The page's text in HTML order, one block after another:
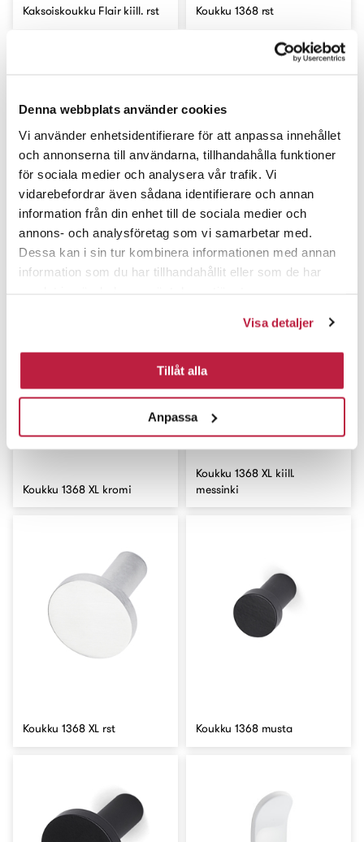
Denna webbplats använder cookies
Vi använder enhetsidentifierare för att anpassa innehållet
och annonserna till användarna, tillhandahålla funktioner
för sociala medier och analysera vår trafik. Vi
vidarebefordrar även sådana identifierare och annan
information från din enhet till de sociala medier och
annons- och analysföretag som vi samarbetar med.
Dessa kan i sin tur kombinera informationen med annan
information som du har tillhandahållit eller som de har
Visa detaljer
Tillåt alla
Anpassa
Kaksoiskoukku Flair kiill. rst Koukku 1368 rst
Koukku 1368 kromi Koukku 1368 kiill. messinki
Koukku 1368 XL kromi
Koukku 1368 XL kiill.
messinki
Koukku 1368 XL rst Koukku 1368 musta